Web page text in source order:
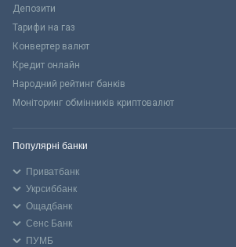
Депозити
Тарифи на газ
Конвертер валют
Кредит онлайн
Народний рейтинг банків
Моніторинг обмінників криптовалют
Популярні банки
Приватбанк
Укрсиббанк
Ощадбанк
Сенс Банк
ПУМБ